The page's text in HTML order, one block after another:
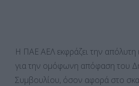
Η ΠΑΕ ΑΕΛ εκφράζει την απόλυτη
για την ομόφωνη απόφαση του
Συμβουλίου, όσον αφορά στο